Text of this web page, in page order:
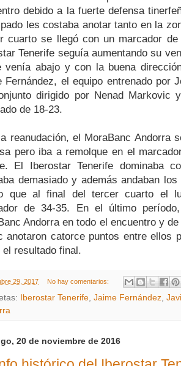
debido a la fuerte defensa
les costaba anotar tanto en la
cuarto se llegó con un marcador
Tenerife seguía aumentando su
venía abajo y con la buena
Fernández, el equipo entrenado por
dirigido por Nenad Markovic
de 18-23.
reanudación, el MoraBanc Andorra
pero iba a remolque en el
El Iberostar Tenerife dominaba
demasiado y además andaban
que al final del tercer cuarto el
de 34-35. En el último
Andorra en todo el encuentro y
anotaron catorce puntos entre ellos
el resultado final.
29, 2017 No hay comentarios:
Iberostar Tenerife, Jaime Fernández,
20 de noviembre de 2016